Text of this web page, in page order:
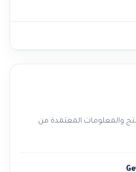
والمعلومات المعتمدة من